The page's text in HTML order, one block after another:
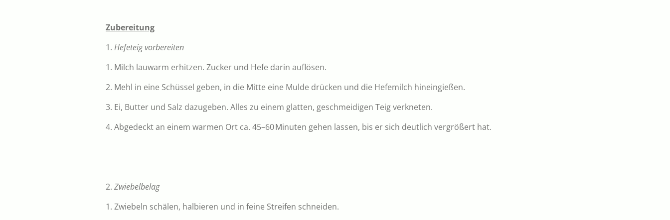
Zubereitung
1. Hefeteig vorbereiten
1. Milch lauwarm erhitzen. Zucker und Hefe darin auflösen.
2. Mehl in eine Schüssel geben, in die Mitte eine Mulde drücken und die Hefemilch hineingießen.
3. Ei, Butter und Salz dazugeben. Alles zu einem glatten, geschmeidigen Teig verkneten.
4. Abgedeckt an einem warmen Ort ca. 45–60 Minuten gehen lassen, bis er sich deutlich vergrößert hat.
2. Zwiebelbelag
1. Zwiebeln schälen, halbieren und in feine Streifen schneiden.